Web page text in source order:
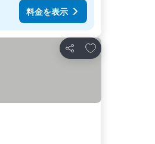
料金を表示
シェア
お気に入りに追加